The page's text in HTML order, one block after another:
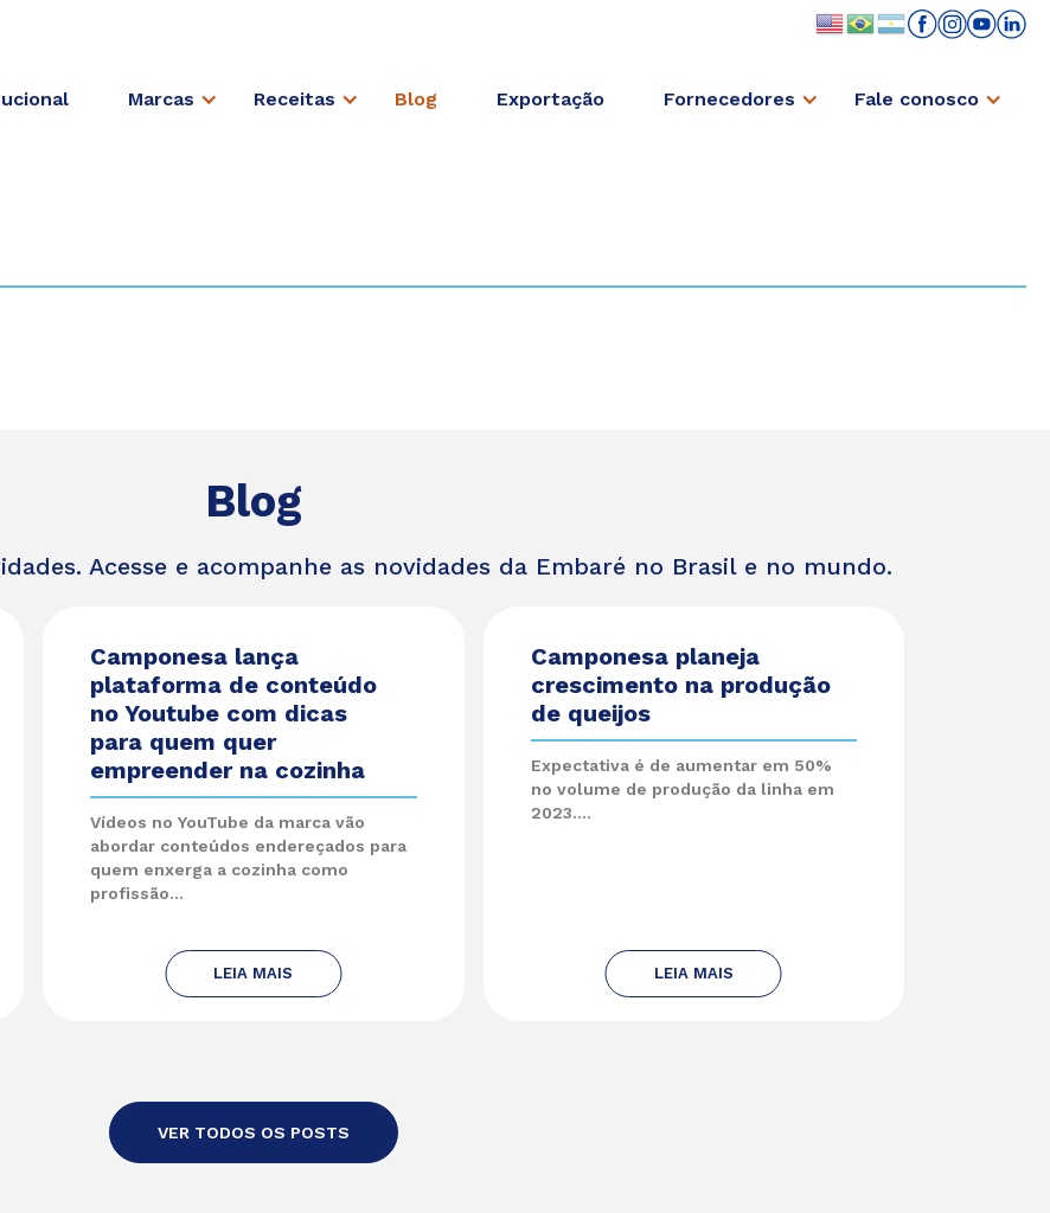
Marcas Receitas Blog Exportação Fornecedores Fale conosco
Blog
Acesse e acompanhe as novidades da Embaré no Brasil e no mundo.
Camponesa lança
plataforma de conteúdo
no Youtube com dicas
para quem quer
empreender na cozinha
Vídeos no YouTube da marca vão
abordar conteúdos endereçados para
quem enxerga a cozinha como
profissão...
LEIA MAIS
Camponesa planeja
crescimento na produção
de queijos
Expectativa é de aumentar em 50%
no volume de produção da linha em
2023....
LEIA MAIS
VER TODOS OS POSTS